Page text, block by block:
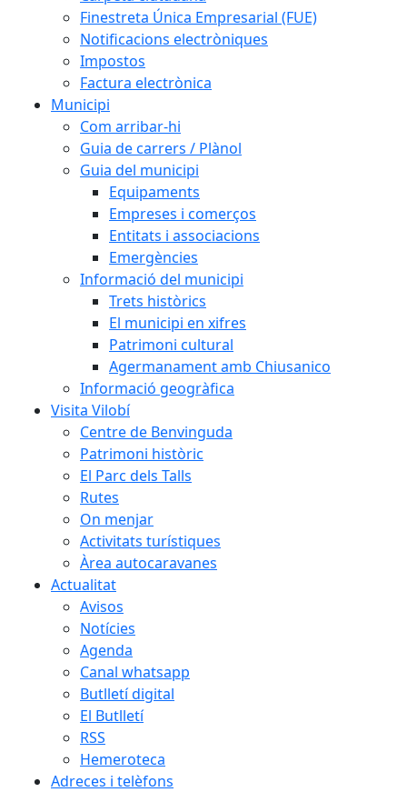
Finestreta Única Empresarial (FUE)
Notificacions electròniques
Impostos
Factura electrònica
Municipi
Com arribar-hi
Guia de carrers / Plànol
Guia del municipi
Equipaments
Empreses i comerços
Entitats i associacions
Emergències
Informació del municipi
Trets històrics
El municipi en xifres
Patrimoni cultural
Agermanament amb Chiusanico
Informació geogràfica
Visita Vilobí
Centre de Benvinguda
Patrimoni històric
El Parc dels Talls
Rutes
On menjar
Activitats turístiques
Àrea autocaravanes
Actualitat
Avisos
Notícies
Agenda
Canal whatsapp
Butlletí digital
El Butlletí
RSS
Hemeroteca
Adreces i telèfons